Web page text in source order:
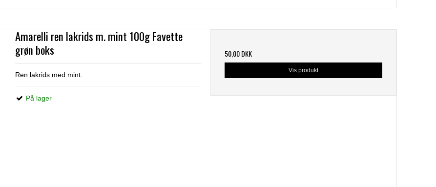
Amarelli ren lakrids m. mint 100g Favette
grøn boks
Ren lakrids med mint.
På lager
50,00 DKK
Vis produkt